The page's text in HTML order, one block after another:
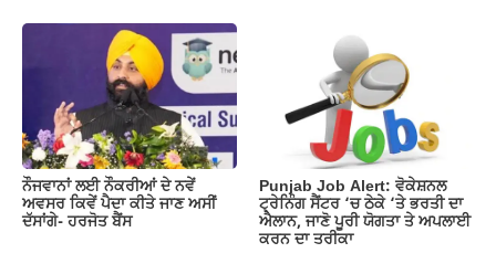
ਨੌਜਵਾਨਾਂ ਲਈ ਨੌਕਰੀਆਂ ਦੇ ਨਵੇਂ
ਅਵਸਰ ਕਿਵੇਂ ਪੈਦਾ ਕੀਤੇ ਜਾਣ ਅਸੀਂ
ਦੱਸਾਂਗੇ- ਹਰਜੋਤ ਬੈਂਸ
Punjab Job Alert: ਵੋਕੇਸ਼ਨਲ
ਟ੍ਰੇਨਿੰਗ ਸੈਂਟਰ ‘ਚ ਠੇਕੇ ‘ਤੇ ਭਰਤੀ ਦਾ
ਐਲਾਨ, ਜਾਣੋ ਪੂਰੀ ਯੋਗਤਾ ਤੇ ਅਪਲਾਈ
ਕਰਨ ਦਾ ਤਰੀਕਾ